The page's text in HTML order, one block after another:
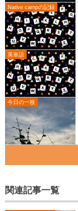
Native campの記録
英単語
今日の一枚
関連記事一覧